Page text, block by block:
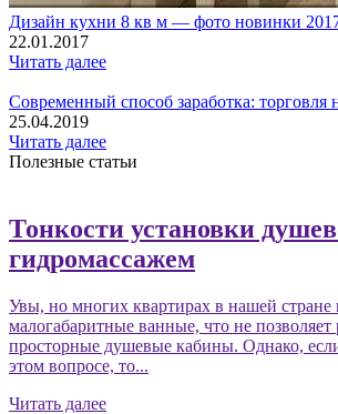
Дизайн кухни 8 кв м — фото новинки
22.01.2017
Читать далее
Современный способ заработка: торговля
25.04.2019
Читать далее
Полезные статьи
Тонкости установки
гидромассажем
Увы, но многих квартирах в нашей стране
малогабаритные ванные, что не позволяет
просторные душевые кабины. Однако,
этом вопросе, то...
Читать далее